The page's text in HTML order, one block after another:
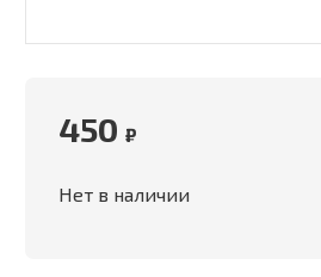
450 ₽
Нет в наличии